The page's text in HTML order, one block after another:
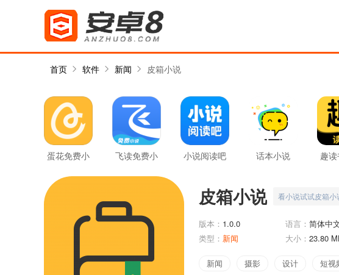
首页 软件 新闻 皮箱小说
蛋花免费小
飞读免费小
小说阅读吧 话本小说
趣
皮箱小说 看小说试试皮箱小
版本： 1.0.0 语言： 简体中
类型： 新闻 大小： 23.80
新闻 摄影 设计 短视